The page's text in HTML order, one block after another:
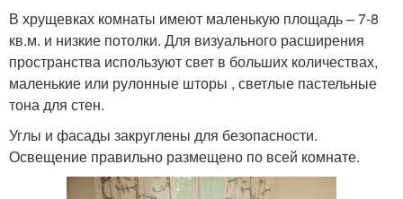
В хрущевках комнаты имеют маленькую площадь – 7-8
кв.м. и низкие потолки. Для визуального расширения
пространства используют свет в больших количествах,
маленькие или рулонные шторы , светлые пастельные
тона для стен.
Углы и фасады закруглены для безопасности.
Освещение правильно размещено по всей комнате.